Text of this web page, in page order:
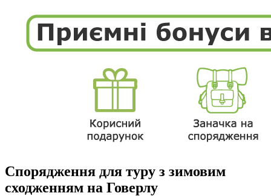
Спорядження для туру з зимовим
сходженням на Говерлу